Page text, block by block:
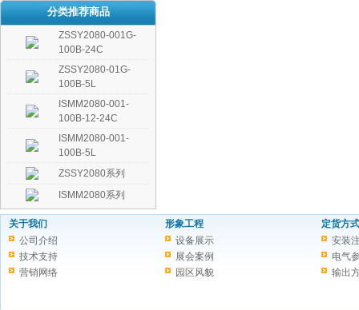
分类推荐商品
ZSSY2080-001G-
100B-24C
ZSSY2080-01G-
100B-5L
ISMM2080-001-
100B-12-24C
ISMM2080-001-
100B-5L
ZSSY2080系列
ISMM2080系列
关于我们
公司介绍
技术支持
营销网络
形象工程
设备展示
展会案例
园区风貌
定货方式
安装
电气
输出